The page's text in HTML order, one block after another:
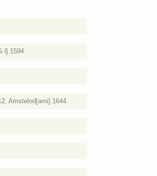
1594.
Amstelod[ami] 1644.